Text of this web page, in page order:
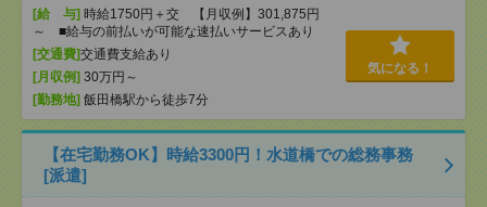
[給 与] 時給1750円＋交 【月収例】301,875円
～ ■給与の前払いが可能な速払いサービスあり
[交通費]交通費支給あり
[月収例] 30万円～
[勤務地] 飯田橋駅から徒歩7分
気になる！
【在宅勤務OK】時給3300円！水道橋での総務事務
[派遣]